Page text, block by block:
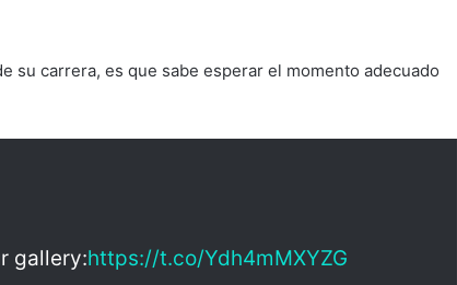
su carrera, es que sabe esperar el momento adecuado
gallery:https://t.co/Ydh4mMXYZG